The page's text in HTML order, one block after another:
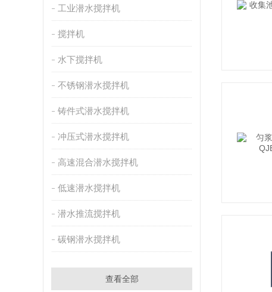
工业潜水搅拌机
搅拌机
水下搅拌机
不锈钢潜水搅拌机
铸件式潜水搅拌机
冲压式潜水搅拌机
高速混合潜水搅拌机
低速潜水搅拌机
潜水推流搅拌机
碳钢潜水搅拌机
查看全部